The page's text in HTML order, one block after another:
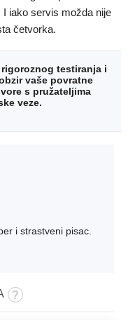
iako servis možda nije
četvorka.
testiranja i
vaše povratne
s pružateljima
veze.
i strastveni pisac.